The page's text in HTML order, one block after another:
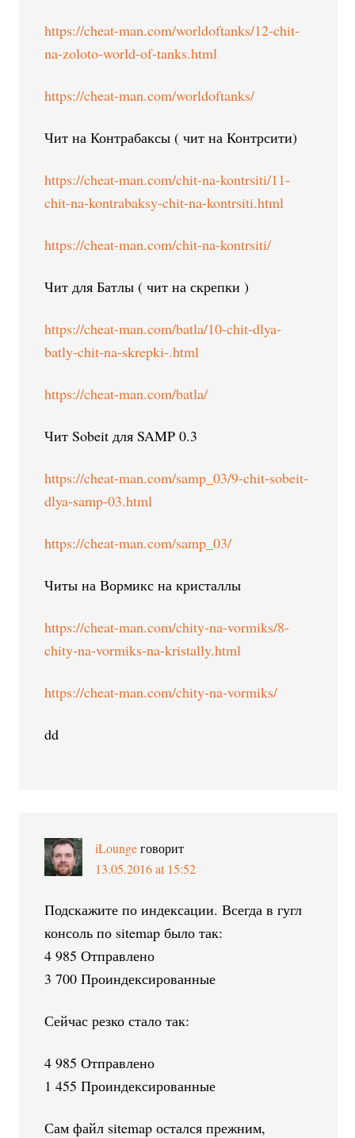
https://cheat-man.com/worldoftanks/12-chit-
na-zoloto-world-of-tanks.html
https://cheat-man.com/worldoftanks/
Чит на Контрабаксы ( чит на Контрсити)
https://cheat-man.com/chit-na-kontrsiti/11-
chit-na-kontrabaksy-chit-na-kontrsiti.html
https://cheat-man.com/chit-na-kontrsiti/
Чит для Батлы ( чит на скрепки )
https://cheat-man.com/batla/10-chit-dlya-
batly-chit-na-skrepki-.html
https://cheat-man.com/batla/
Чит Sobeit для SAMP 0.3
https://cheat-man.com/samp_03/9-chit-sobeit-
dlya-samp-03.html
https://cheat-man.com/samp_03/
Читы на Вормикс на кристаллы
https://cheat-man.com/chity-na-vormiks/8-
chity-na-vormiks-na-kristally.html
https://cheat-man.com/chity-na-vormiks/
dd
iLounge говорит
13.05.2016 at 15:52
Подскажите по индексации. Всегда в гугл
консоль по sitemap было так:
4 985 Отправлено
3 700 Проиндексированные
Сейчас резко стало так:
4 985 Отправлено
1 455 Проиндексированные
Сам файл sitemap остался прежним,